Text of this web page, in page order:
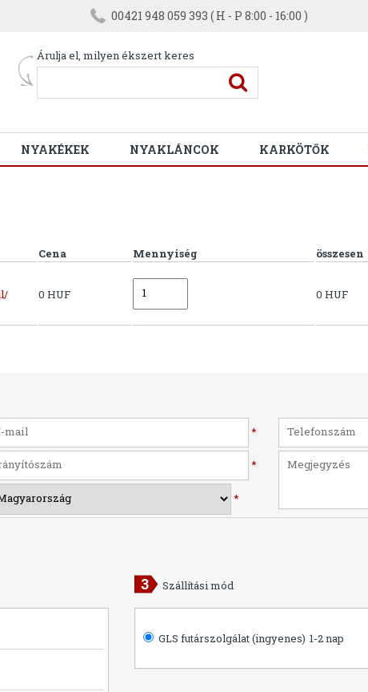
00421 948 059 393 ( H - P 8:00 - 16:00 )
Árulja el, milyen ékszert keres
NYAKÉKEK NYAKLÁNCOK KARKÖTŐK
Cena Mennyiség összesen
0 HUF 0 HUF
*
*
*
Szállítási mód
GLS futárszolgálat (ingyenes) 1-2 nap